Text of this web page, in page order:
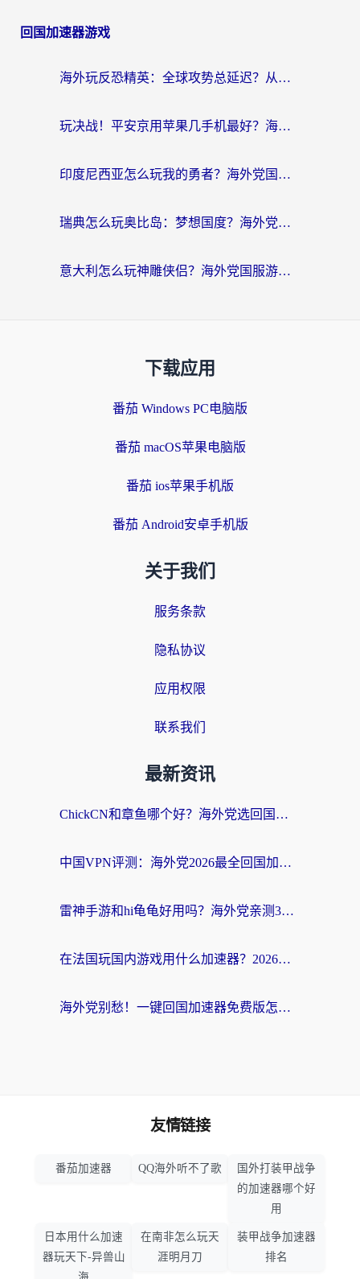
回国加速器游戏
海外玩反恐精英：全球攻势总延迟？从瑞典玩神武4到外国玩黎明觉醒，选对加速器才是关键！
玩决战！平安京用苹果几手机最好？海外党必看的设备+加速器双攻略
印度尼西亚怎么玩我的勇者？海外党国服游戏加速避坑指南（附实况五行师解决方案）
瑞典怎么玩奥比岛：梦想国度？海外党亲测有效的国服游戏加速全攻略
意大利怎么玩神雕侠侣？海外党国服游戏加速终极指南（附欧洲玩王者王国保卫战4不卡技巧）
下载应用
番茄 Windows PC电脑版
番茄 macOS苹果电脑版
番茄 ios苹果手机版
番茄 Android安卓手机版
关于我们
服务条款
隐私协议
应用权限
联系我们
最新资讯
ChickCN和章鱼哪个好？海外党选回国加速器的3个关键维度 + 实用避坑指南
中国VPN评测：海外党2026最全回国加速器选择指南，告别地区限制不踩坑
雷神手游和hi龟龟好用吗？海外党亲测3款回国加速器，教你选对国外到国内加速器
在法国玩国内游戏用什么加速器？2026实测解决延迟卡顿的实用指南
海外党别愁！一键回国加速器免费版怎么选？从踩坑到流畅访问的全攻略
友情链接
番茄加速器 QQ海外听不了歌
国外打装甲战争
的加速器哪个好
用
日本用什么加速
器玩天下-异兽山
在南非怎么玩天
涯明月刀
装甲战争加速器
排名